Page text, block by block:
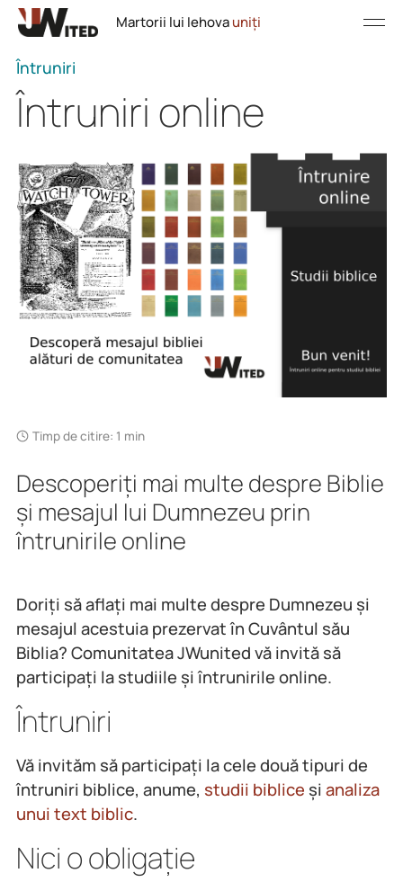
Martorii lui Iehovauniți
Întruniri
Întruniri online
Timp de citire: 1 min
Descoperiți mai multe despre Biblie
și mesajul lui Dumnezeu prin
întrunirile online
Doriți să aflați mai multe despre Dumnezeu și
mesajul acestuia prezervat în Cuvântul său
Biblia? Comunitatea JWunited vă invită să
participați la studiile și întrunirile online.
Întruniri
Vă invităm să participați la cele două tipuri de
întruniri biblice, anume, studii biblice șianaliza
unui text biblic.
Nici o obligație